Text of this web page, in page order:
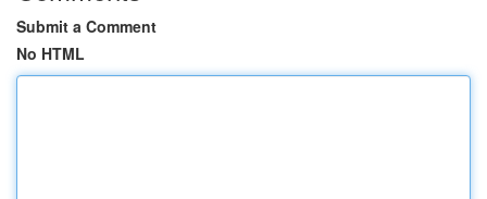
Submit a Comment
No HTML